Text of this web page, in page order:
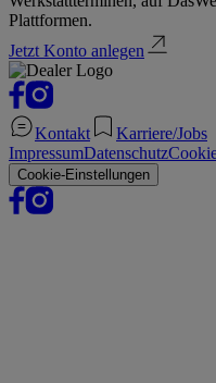
Plattformen.
Jetzt Konto anlegen
Kontakt
Karriere/Jobs
ImpressumDatenschutz
Cookie-Einstellungen